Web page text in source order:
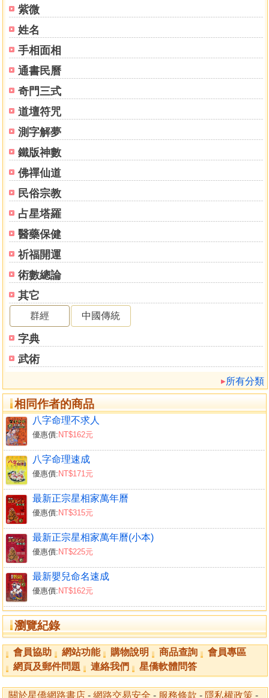
紫微
姓名
手相面相
通書民曆
奇門三式
道壇符咒
測字解夢
鐵版神數
佛禪仙道
民俗宗教
占星塔羅
醫藥保健
祈福開運
術數總論
其它
群經 中國傳統
字典
武術
所有分類
相同作者的商品
八字命理不求人
優惠價: NT$162元
八字命理速成
優惠價: NT$171元
最新正宗星相家萬年曆
優惠價: NT$315元
最新正宗星相家萬年曆(小本)
優惠價: NT$225元
最新嬰兒命名速成
優惠價: NT$162元
瀏覽紀錄
化身圖二十八
乳哺論二十九
面壁圖三十
飛昇圖三十一
面壁論三十二
妙訣歌謊十三
關竅論三十四
玄關論三十五
下卷
訪賀助道論第一
河洛八卦論第二
真口訣歌說第三
門人問答第四
破迷勤世歌第五
附錄
丹經示讀
天仙道程寶則
曰圓明
原曰圓淨
原曰圓精
原曰圓庸
原曰圓一
原曰圓寂
原曰園照
原曰圓鎔
丹道門各派要旨簡述
丹道派修真履旨
煉丹訣要
丹法下手功夫
丹道派養生綱要直指
仙學指徵(上)
仙學指徵(下)
會員協助 網站功能 購物說明 商品查詢
會員專區
網頁及郵件問題
連絡我們 星僑軟體問答
關於星僑網路書店 - 網路交易安全 - 服務條款 - 隱私權政策 -